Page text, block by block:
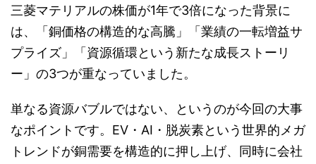
三菱マテリアルの株価が1年で3倍になった背景に
は、「銅価格の構造的な高騰」「業績の一転増益サ
プライズ」「資源循環という新たな成長ストーリ
ー」の3つが重なっていました。
単なる資源バブルではない、というのが今回の大事
なポイントです。EV・AI・脱炭素という世界的メガ
トレンドが銅需要を構造的に押し上げ、同時に会社